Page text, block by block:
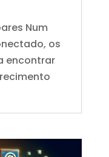
Num
os
encontrar